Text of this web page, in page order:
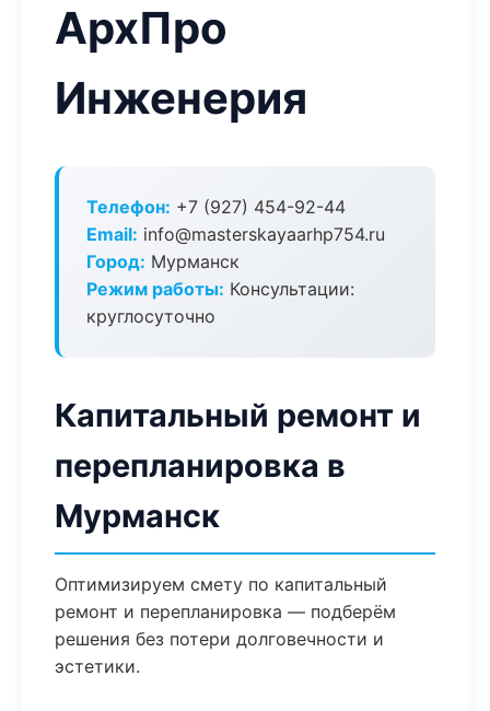
АрхПро
Инженерия
Телефон: +7 (927) 454-92-44
Email: info@masterskayaarhp754.ru
Город: Мурманск
Режим работы: Консультации:
круглосуточно
Капитальный ремонт и
перепланировка в
Мурманск
Оптимизируем смету по капитальный
ремонт и перепланировка — подберём
решения без потери долговечности и
эстетики.